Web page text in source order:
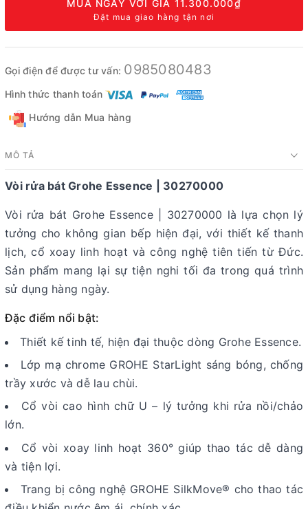
MUA NGAY VỚI GIÁ 11.300.000₫
Đặt mua giao hàng tận nơi
Gọi điện để được tư vấn: 0985080483
Hình thức thanh toán
Hướng dẫn Mua hàng
MÔ TẢ
Vòi rửa bát Grohe Essence | 30270000
Vòi rửa bát Grohe Essence | 30270000 là lựa chọn lý
tưởng cho không gian bếp hiện đại, với thiết kế thanh
lịch, cổ xoay linh hoạt và công nghệ tiên tiến từ Đức.
Sản phẩm mang lại sự tiện nghi tối đa trong quá trình
sử dụng hàng ngày.
Đặc điểm nổi bật:
Thiết kế tinh tế, hiện đại thuộc dòng Grohe Essence.
Lớp mạ chrome GROHE StarLight sáng bóng, chống
trầy xước và dễ lau chùi.
Cổ vòi cao hình chữ U – lý tưởng khi rửa nồi/chảo
lớn.
Cổ vòi xoay linh hoạt 360° giúp thao tác dễ dàng
và tiện lợi.
Trang bị công nghệ GROHE SilkMove® cho thao tác